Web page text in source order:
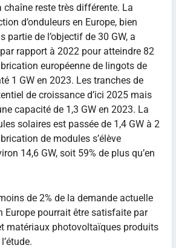
chaîne reste très différente. La
d’onduleurs en Europe, bien
partie de l’objectif de 30 GW, a
rapport à 2022 pour atteindre 82
européenne de lingots de
1 GW en 2023. Les tranches de
de croissance d’ici 2025 mais
capacité de 1,3 GW en 2023. La
solaires est passée de 1,4 GW à 2
de modules s’élève
14,6 GW, soit 59% de plus qu’en
de 2% de la demande actuelle
Europe pourrait être satisfaite par
matériaux photovoltaïques produits